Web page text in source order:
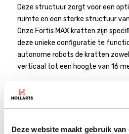
Deze website maakt gebruik van
Deze structuur zorgt voor een
ruimte en een sterke structuur
Onze Fortis MAX kratten zijn
deze unieke configuratie te
autonome robots de kratten
verticaal tot een hoogte van 16
Hoewel we een bescheiden
installatie, is de rol van de
torens en onze kratten wordt niet